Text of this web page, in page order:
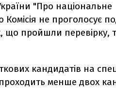
"Про національне
не проголосує
що пройшли перевірку,
кандидатів на
менше двох